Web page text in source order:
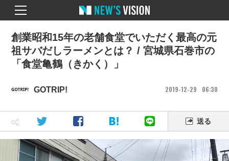
GOTRIP! 2019 12 29 06 30
創業昭和15年の老舗食堂でいただく最高の元
祖サバだしラーメンとは？ / 宮城県石巻市の
「食堂亀鶴（きかく）」
送る